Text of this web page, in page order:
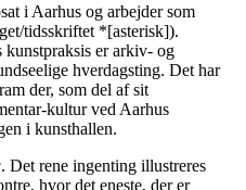
i Aarhus og arbejder som
tidsskriftet *[asterisk]).
er arkiv- og
hverdagsting. Det har
der, som del af sit
kultur ved Aarhus
i kunsthallen.
. Det rene ingenting illustreres
hvor det eneste, der er